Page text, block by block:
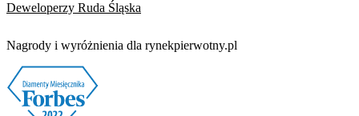
Deweloperzy Ruda Śląska
Nagrody i wyróżnienia dla rynekpierwotny.pl